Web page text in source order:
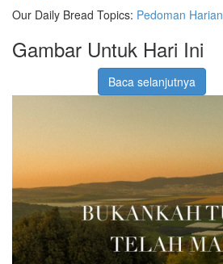
Our Daily Bread Topics: Pedoman Harian
Gambar Untuk Hari Ini
Baca selanjutnya